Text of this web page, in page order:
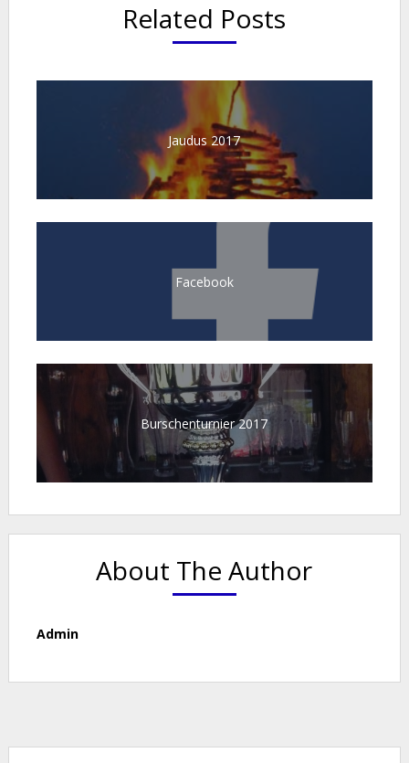
Related Posts
Jaudus 2017
Facebook
Burschenturnier 2017
About The Author
Admin